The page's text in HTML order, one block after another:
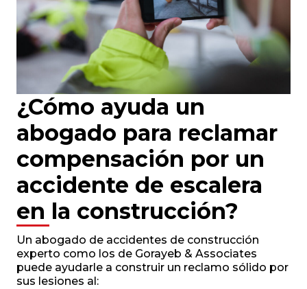
¿Cómo ayuda un
abogado para reclamar
compensación por un
accidente de escalera
en la construcción?
Un abogado de accidentes de construcción
experto como los de Gorayeb & Associates
puede ayudarle a construir un reclamo sólido por
sus lesiones al: